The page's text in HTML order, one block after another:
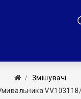
Змішувачі
VV103118/